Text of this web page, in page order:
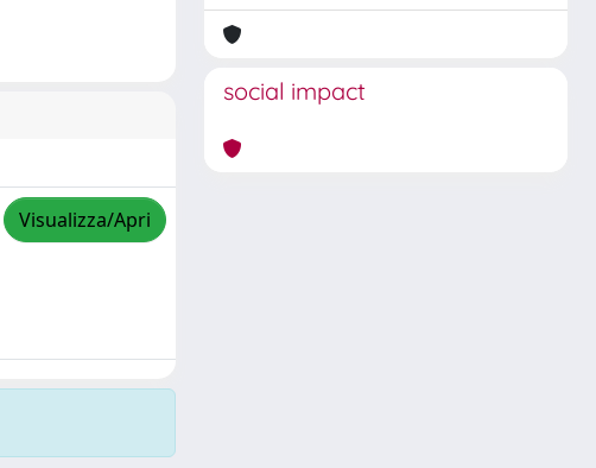
Visualizza/Apri
social impact